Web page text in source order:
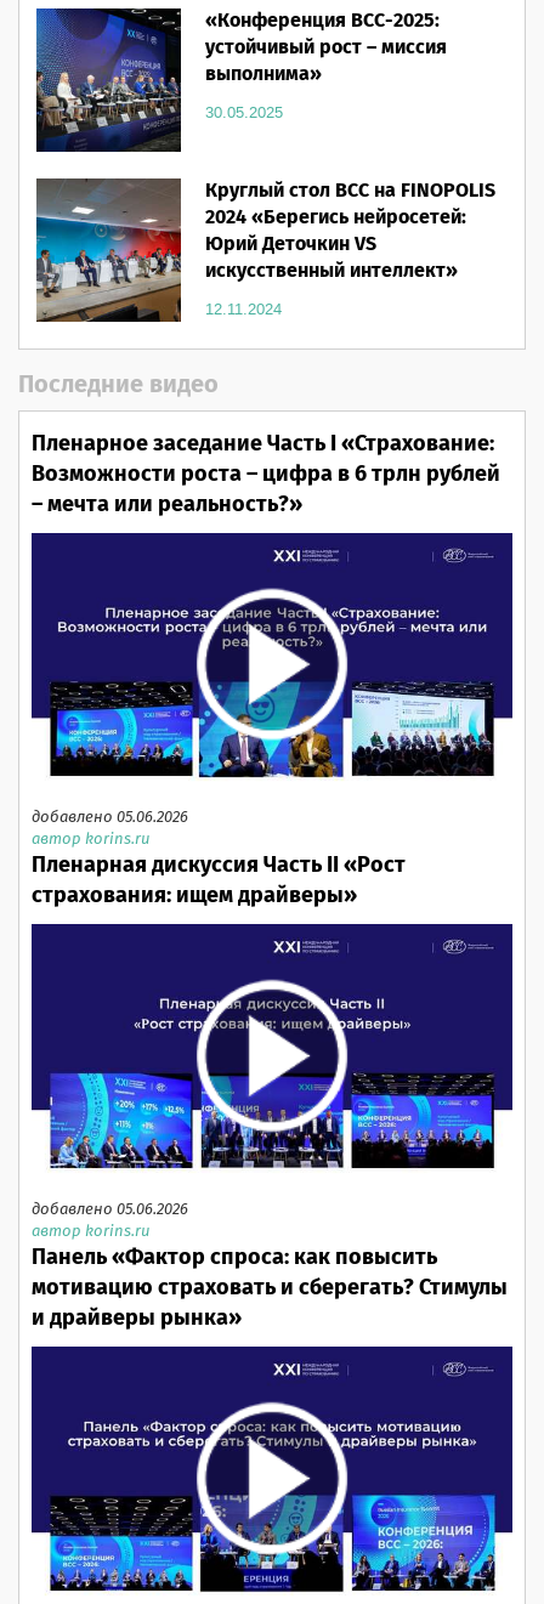
«Конференция ВСС-2025:
устойчивый рост – миссия
выполнима»
30.05.2025
Круглый стол ВСС на FINOPOLIS
2024 «Берегись нейросетей:
Юрий Деточкин VS
искусственный интеллект»
12.11.2024
Последние видео
Пленарное заседание Часть I «Страхование:
Возможности роста – цифра в 6 трлн рублей
– мечта или реальность?»
добавлено 05.06.2026
автор korins.ru
Пленарная дискуссия Часть II «Рост
страхования: ищем драйверы»
добавлено 05.06.2026
автор korins.ru
Панель «Фактор спроса: как повысить
мотивацию страховать и сберегать? Стимулы
и драйверы рынка»